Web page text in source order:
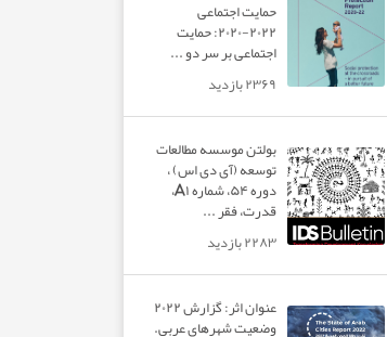
حمایت اجتماعی
۲۰۲۲-۲۰۲۰: حمایت
اجتماعی بر سر دو ...
۲۳۶۹ بازدید
بولتن موسسه مطالعات
توسعه (آی دی اس) ،
دوره ۵۴، شماره A۱،
قدرت، فقر ...
۲۲۸۳ بازدید
عنوان اثر: گزارش ۲۰۲۲
وضعیت شهرهای عربی.